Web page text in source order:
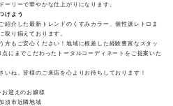
ーリーで華やかな仕上がりになります。
けよう
紹介した最新トレンドのくすみカラー、個性派レトロま
取り揃えております。
方もご安心ください！地域に根差した経験豊富なスタッ
にまでこだわったトータルコーディネートをご提案いた
ね。皆様のご来店を心よりお待ちしております！
お迎えのお嬢様
須市近隣地域